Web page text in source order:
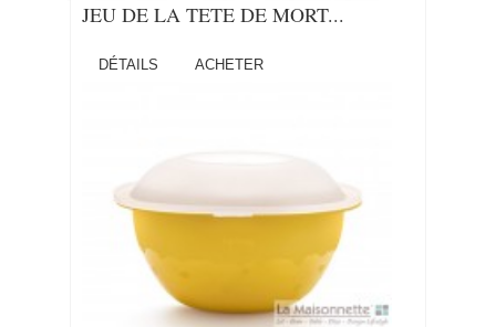
JEU DE LA TETE DE MORT...
DÉTAILS ACHETER